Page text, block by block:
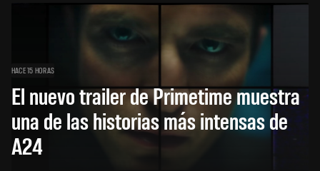
HACE 15 HORAS
El nuevo trailer de Primetime muestra
una de las historias más intensas de
A24